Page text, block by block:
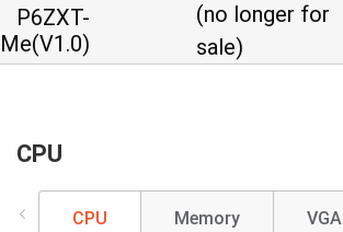
P6ZXT-
Me(V1.0)
(no longer for
sale)
CPU
CPU Memory VGA